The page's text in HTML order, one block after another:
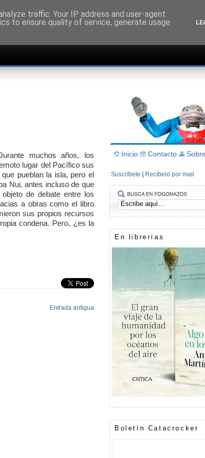
muchos años, los
lugar del Pacífico sus
pueblan la isla, pero el
Nui, antes incluso de que
de debate entre los
a obras como el libro
sus propios recursos
condena. Pero, ¿es la
Entrada antigua
Inicio Contacto
Suscríbete Recíbelo por mail
En librerías
Boletín Catacrocker
traffic. Your IP address and user-agent
to ensure quality of service, generate usage